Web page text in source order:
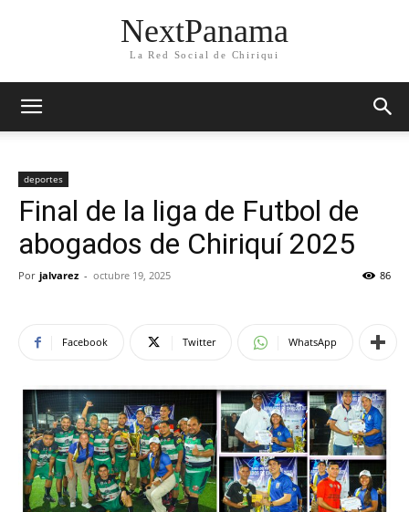
NextPanama
La Red Social de Chiriqui
deportes
Final de la liga de Futbol de
abogados de Chiriquí 2025
Por jalvarez - octubre 19, 2025 86
Facebook Twitter WhatsApp